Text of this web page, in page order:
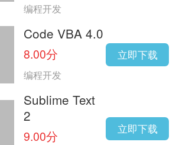
编程开发
Code VBA 4.0
8.00分
编程开发
立即下载
Sublime Text
2
9.00分 立即下载